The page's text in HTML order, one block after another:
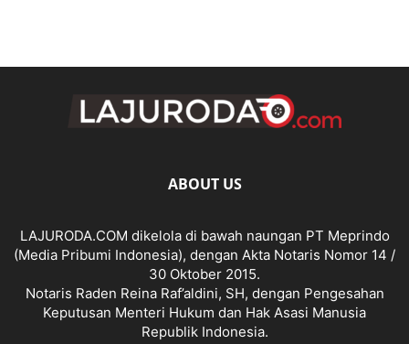
ABOUT US
LAJURODA.COM dikelola di bawah naungan PT Meprindo
(Media Pribumi Indonesia), dengan Akta Notaris Nomor 14 /
30 Oktober 2015.
Notaris Raden Reina Raf’aldini, SH, dengan Pengesahan
Keputusan Menteri Hukum dan Hak Asasi Manusia
Republik Indonesia.